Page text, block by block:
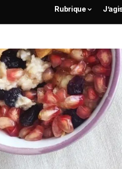
Rubrique